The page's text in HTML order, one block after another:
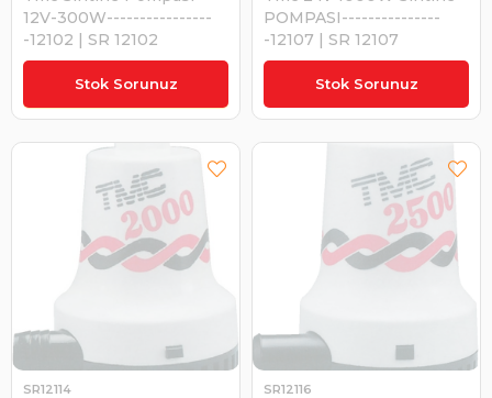
Stok Sorunuz
12V-300W----------------
-12102 | SR 12102
Stok Sorunuz
POMPASI---------------
-12107 | SR 12107
₺2.218,60
SR12114 SR12116